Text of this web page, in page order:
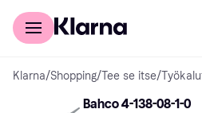
Kuluttajille
Klarna/Shopping/Tee se itse/
Bahco 4-138-08-1-0